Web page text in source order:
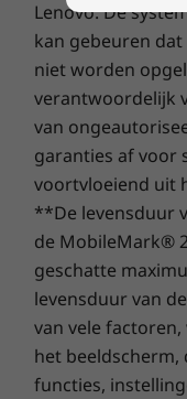
Maak van
fantastische
levendige
beeldscherm.
geeft een
smalle randen
worden
minimum
reeks kleuren
digitale
uitstekende
certificering
blauw licht kun
kijken zonder
Lenovo. De
kan gebeuren
niet worden
verantwoordelijk
van
garanties af voor
voortvloeiend uit
**De levensduur
de MobileMark®
geschatte
levensduur van
van vele
het beeldscherm,
functies,